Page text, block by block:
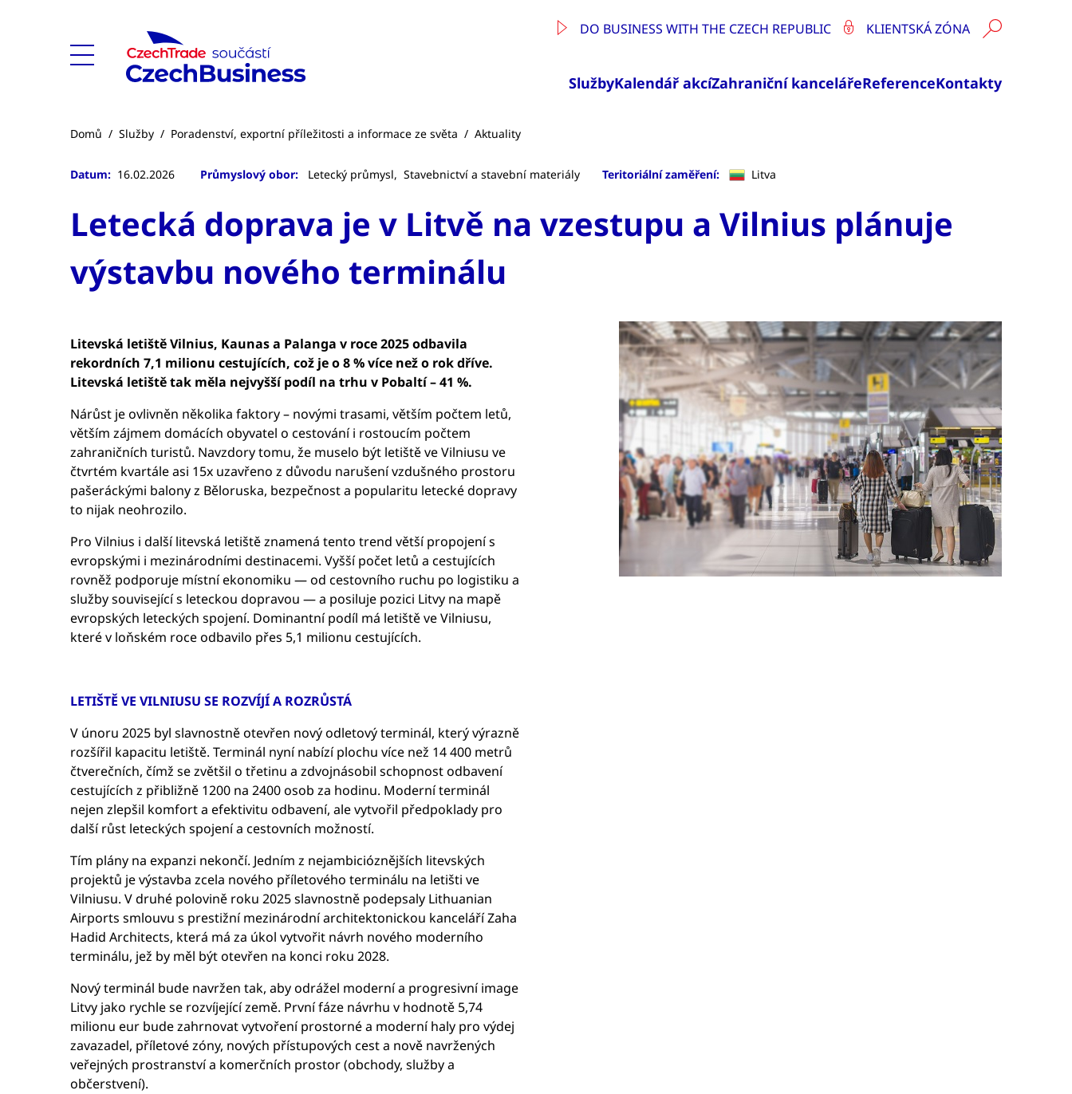
DO BUSINESS WITH THE CZECH REPUBLIC KLIENTSKÁ ZÓNA
SlužbyKalendář akcíZahraniční kancelářeReferenceKontakty
Domů / Služby / Poradenství, exportní příležitosti a informace ze světa / Aktuality
Datum: 16.02.2026 Průmyslový obor: Letecký průmysl, Stavebnictví a stavební materiály Teritoriální zaměření: Litva
Letecká doprava je v Litvě na vzestupu a Vilnius plánuje
výstavbu nového terminálu
Litevská letiště Vilnius, Kaunas a Palanga v roce 2025 odbavila
rekordních 7,1 milionu cestujících, což je o 8 % více než o rok dříve.
Litevská letiště tak měla nejvyšší podíl na trhu v Pobaltí – 41 %.
Nárůst je ovlivněn několika faktory – novými trasami, větším počtem letů,
větším zájmem domácích obyvatel o cestování i rostoucím počtem
zahraničních turistů. Navzdory tomu, že muselo být letiště ve Vilniusu ve
čtvrtém kvartále asi 15x uzavřeno z důvodu narušení vzdušného prostoru
pašeráckými balony z Běloruska, bezpečnost a popularitu letecké dopravy
to nijak neohrozilo.
Pro Vilnius i další litevská letiště znamená tento trend větší propojení s
evropskými i mezinárodními destinacemi. Vyšší počet letů a cestujících
rovněž podporuje místní ekonomiku — od cestovního ruchu po logistiku a
služby související s leteckou dopravou — a posiluje pozici Litvy na mapě
evropských leteckých spojení. Dominantní podíl má letiště ve Vilniusu,
které v loňském roce odbavilo přes 5,1 milionu cestujících.
LETIŠTĚ VE VILNIUSU SE ROZVÍJÍ A ROZRŮSTÁ
V únoru 2025 byl slavnostně otevřen nový odletový terminál, který výrazně
rozšířil kapacitu letiště. Terminál nyní nabízí plochu více než 14 400 metrů
čtverečních, čímž se zvětšil o třetinu a zdvojnásobil schopnost odbavení
cestujících z přibližně 1200 na 2400 osob za hodinu. Moderní terminál
nejen zlepšil komfort a efektivitu odbavení, ale vytvořil předpoklady pro
další růst leteckých spojení a cestovních možností.
Tím plány na expanzi nekončí. Jedním z nejambicióznějších litevských
projektů je výstavba zcela nového příletového terminálu na letišti ve
Vilniusu. V druhé polovině roku 2025 slavnostně podepsaly Lithuanian
Airports smlouvu s prestižní mezinárodní architektonickou kanceláří Zaha
Hadid Architects, která má za úkol vytvořit návrh nového moderního
terminálu, jež by měl být otevřen na konci roku 2028.
Nový terminál bude navržen tak, aby odrážel moderní a progresivní image
Litvy jako rychle se rozvíjející země. První fáze návrhu v hodnotě 5,74
milionu eur bude zahrnovat vytvoření prostorné a moderní haly pro výdej
zavazadel, příletové zóny, nových přístupových cest a nově navržených
veřejných prostranství a komerčních prostor (obchody, služby a
občerstvení).